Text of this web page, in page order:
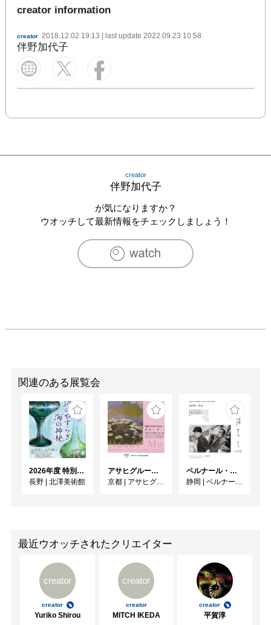
creator information
creator 2018.12.02 19:13 | last update 2022.09.23 10:58
伴野加代子
creator
伴野加代子
が気になりますか？
ウオッチして最新情報をチェックしましょう！
関連のある展覧会
2026年度 特別展「ガレとドーム、アール･ヌーヴォーのガラス 水辺のやすらぎ、海の神秘」
長野 | 北澤美術館
アサヒグループ大山崎山荘美術館 開館30周年記念展「没後100年 クロード・モネ」
京都 | アサヒグループ大山崎山荘美術館
ベルナール・ビュフェと写真 ーカメラがとらえたビュフェとその時代、そして21 世紀へ
静岡 | ベルナール・ビュフェ美術館
最近ウオッチされたクリエイター
creator
creator
Yuriko Shirou
creator
creator
MITCH IKEDA
creator
平賀淳